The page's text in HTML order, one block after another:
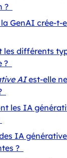
?
GenAI crée-t-
les différents
?
AIest-elle
les IA
IA
?